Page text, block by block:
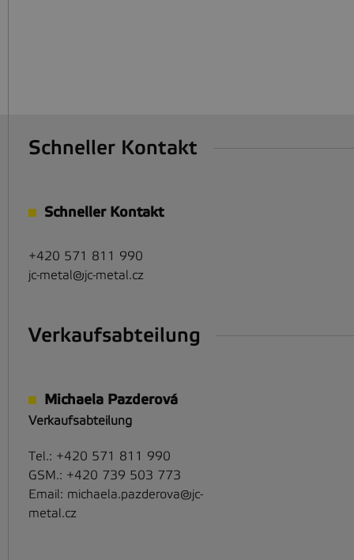
Schneller Kontakt
Schneller Kontakt
+420 571 811 990
jc-metal@jc-metal.cz
Verkaufsabteilung
Michaela Pazderová
Verkaufsabteilung
Tel.: +420 571 811 990
GSM.: +420 739 503 773
Email: michaela.pazderova@jc-
metal.cz